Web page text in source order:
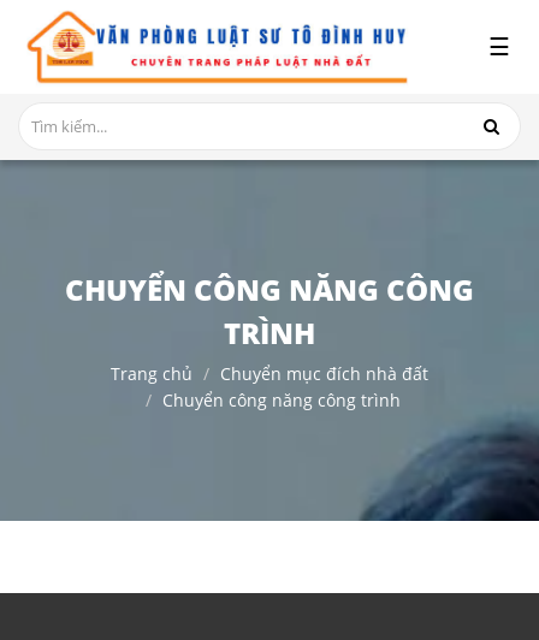
GIỚI
THIỆU
DỊCH
CHẤP
TỤC
☰
CHUYỂN CÔNG NĂNG CÔNG
TRÌNH
Trang chủ
Chuyển mục đích nhà đất
Chuyển công năng công trình